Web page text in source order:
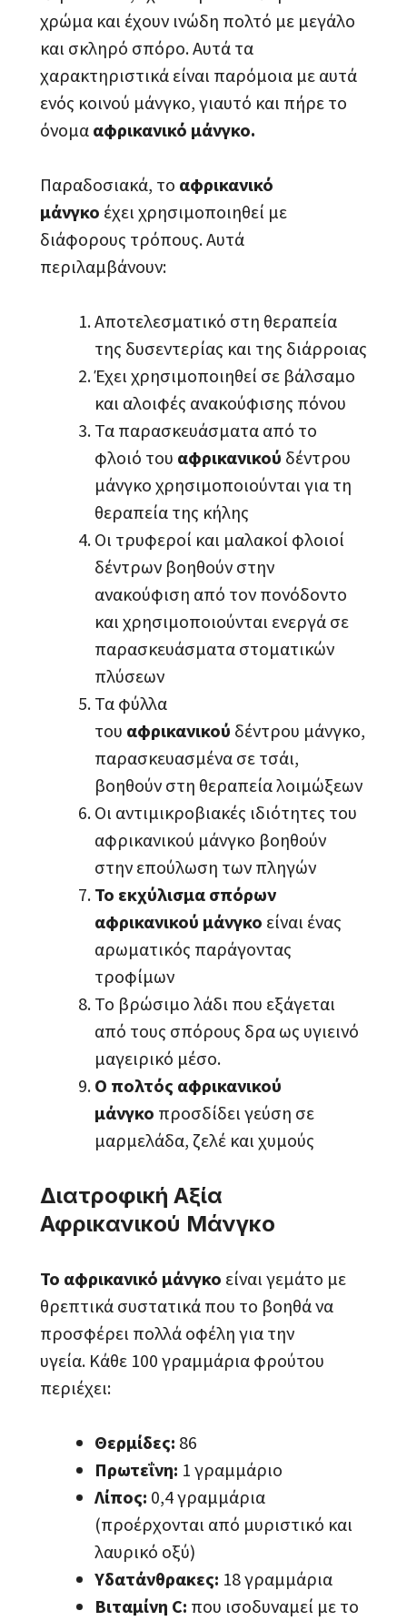
χρώμα και έχουν ινώδη πολτό με μεγάλο
και σκληρό σπόρο. Αυτά τα
χαρακτηριστικά είναι παρόμοια με αυτά
ενός κοινού μάνγκο, γιαυτό και πήρε το
όνομα αφρικανικό μάνγκο.
Παραδοσιακά, το αφρικανικό
μάνγκο έχει χρησιμοποιηθεί με
διάφορους τρόπους. Αυτά
περιλαμβάνουν:
Αποτελεσματικό στη θεραπεία
της δυσεντερίας και της διάρροιας
Έχει χρησιμοποιηθεί σε βάλσαμο
και αλοιφές ανακούφισης πόνου
Τα παρασκευάσματα από το
φλοιό του αφρικανικού δέντρου
μάνγκο χρησιμοποιούνται για τη
θεραπεία της κήλης
Οι τρυφεροί και μαλακοί φλοιοί
δέντρων βοηθούν στην
ανακούφιση από τον πονόδοντο
και χρησιμοποιούνται ενεργά σε
παρασκευάσματα στοματικών
πλύσεων
Τα φύλλα
του αφρικανικού δέντρου μάνγκο,
παρασκευασμένα σε τσάι,
βοηθούν στη θεραπεία λοιμώξεων
Οι αντιμικροβιακές ιδιότητες του
αφρικανικού μάνγκο βοηθούν
στην επούλωση των πληγών
Το εκχύλισμα σπόρων
αφρικανικού μάνγκο είναι ένας
αρωματικός παράγοντας
τροφίμων
Το βρώσιμο λάδι που εξάγεται
από τους σπόρους δρα ως υγιεινό
μαγειρικό μέσο.
Ο πολτός αφρικανικού
μάνγκο προσδίδει γεύση σε
μαρμελάδα, ζελέ και χυμούς
Διατροφική Αξία
Αφρικανικού Μάνγκο
Το αφρικανικό μάνγκο είναι γεμάτο με
θρεπτικά συστατικά που το βοηθά να
προσφέρει πολλά οφέλη για την
υγεία. Κάθε 100 γραμμάρια φρούτου
περιέχει:
Θερμίδες: 86
Πρωτεΐνη: 1 γραμμάριο
Λίπος: 0,4 γραμμάρια
(προέρχονται από μυριστικό και
λαυρικό οξύ)
Υδατάνθρακες: 18 γραμμάρια
Βιταμίνη C: που ισοδυναμεί με το